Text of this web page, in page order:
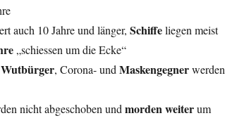
auch 10 Jahre und länger, Schiffeliegen meist
„schiessen um die Ecke“
Wutbürger, Corona- und Maskengegnerwerden
nicht abgeschoben und morden weiterum